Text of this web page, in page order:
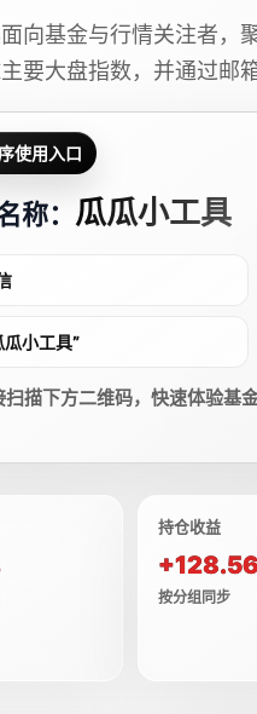
向基金与行情关注者，
要大盘指数，并通过邮
使用入口
称： 瓜瓜小工具
瓜小工具”
扫描下方二维码，快速体验基
持仓收益
+128.56
按分组同步